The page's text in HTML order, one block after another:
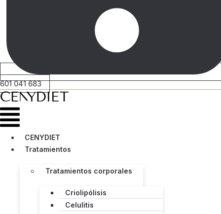
601 041 683
Menú
CENYDIET
Tratamientos
Tratamientos corporales
Criolipólisis
Celulitis